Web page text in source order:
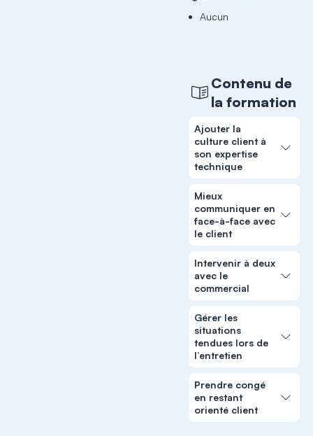
Aucun
Contenu de
la formation
Ajouter la
culture client à
son expertise
technique
Mieux
communiquer en
face-à-face avec
le client
Intervenir à deux
avec le
commercial
Gérer les
situations
tendues lors de
l’entretien
Prendre congé
en restant
orienté client